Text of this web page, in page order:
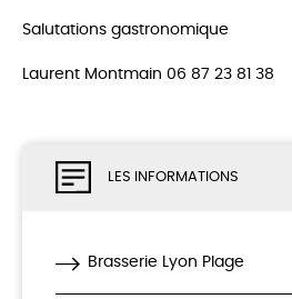
LES INFORMATIONS
Brasserie Lyon Plage
Salutations gastronomique
Laurent Montmain 06 87 23 81 38